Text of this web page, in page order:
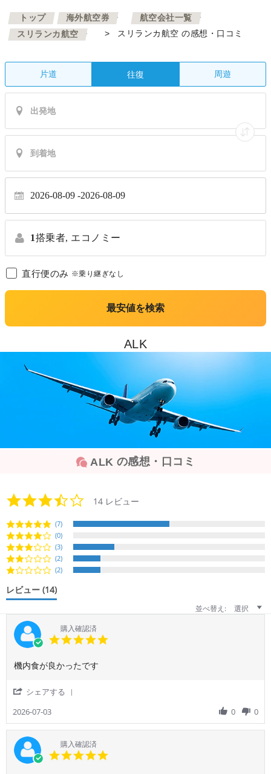
トップ >
海外航空券 >
航空会社一覧
>
スリランカ航空 > スリランカ航空 の感想・口コミ
片道 往復 周遊
2026-08-09 2026-08-09
1搭乗者, エコノミー
直行便のみ ※乗り継ぎなし
最安値を検索
ALK
ALK の感想・口コミ
3.6
star
14 レビュー
(7)
(0)
(3)
(2)
(2)
レビュー (14)
並べ替え:
選択
購入確認済
Review
ご
利
者
様
on
3
Jul
review
良
か
た
で
す
機内食が良かったです
シェアする
by
ご
利
用
者
2026-07-03 0 0
購入確認済